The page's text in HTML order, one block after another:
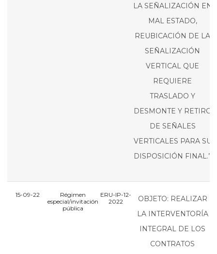
LA SEÑALIZACIÓN EN
MAL ESTADO,
REUBICACIÓN DE LA
SEÑALIZACIÓN
VERTICAL QUE
REQUIERE
TRASLADO Y
DESMONTE Y RETIRO
DE SEÑALES
VERTICALES PARA SU
DISPOSICIÓN FINAL.”
15-09-22
Régimen
especial/invitación
pública
ERU-IP-12-
2022
OBJETO: REALIZAR
LA INTERVENTORÍA
INTEGRAL DE LOS
CONTRATOS